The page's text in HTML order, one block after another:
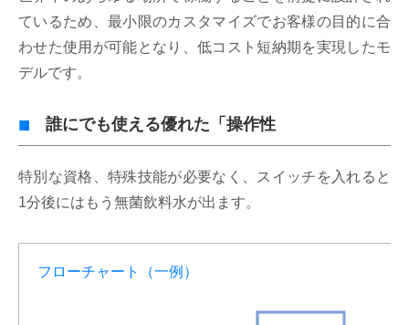
ているため、最小限のカスタマイズでお客様の目的に合
わせた使用が可能となり、低コスト短納期を実現したモ
デルです。
誰にでも使える優れた「操作性
特別な資格、特殊技能が必要なく、スイッチを入れると
1分後にはもう無菌飲料水が出ます。
フローチャート（一例）